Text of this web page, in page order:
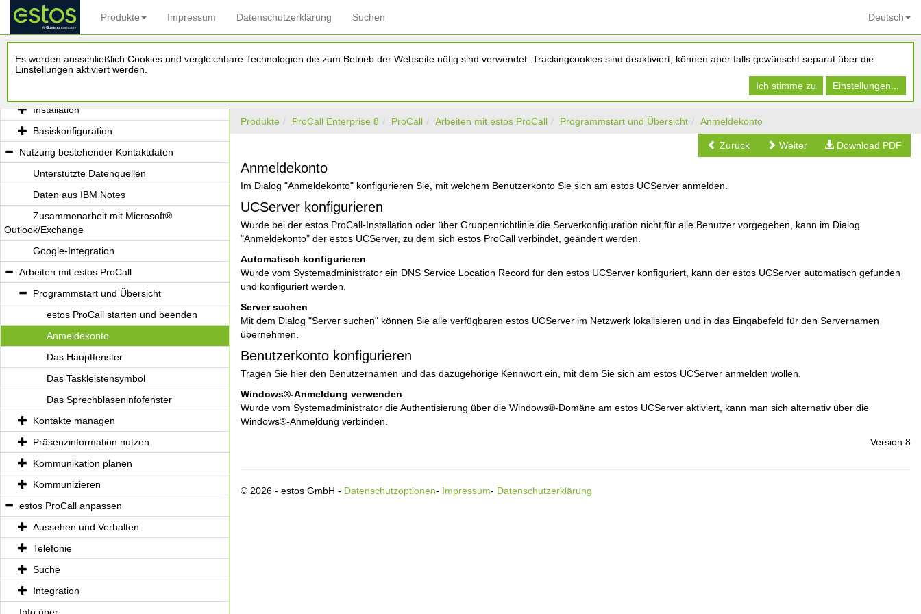
Es werden ausschließlich Cookies und vergleichbare Technologien die zum Betrieb der Webseite nötig sind verwendet. Trackingcookies sind deaktiviert, können aber falls gewünscht separat über die
Einstellungen aktiviert werden.
Ich stimme zu
Einstellungen...
Produkte Impressum Datenschutzerklärung Suchen Deutsch
Willkommen zu estos ProCall
Was Ihnen estos ProCall bietet
Installation
Basiskonfiguration
Nutzung bestehender Kontaktdaten
Unterstützte Datenquellen
Daten aus IBM Notes
Zusammenarbeit mit Microsoft®
Outlook/Exchange
Google-Integration
Arbeiten mit estos ProCall
Programmstart und Übersicht
estos ProCall starten und beenden
Anmeldekonto
Das Hauptfenster
Das Taskleistensymbol
Das Sprechblaseninfofenster
Kontakte managen
Präsenzinformation nutzen
Kommunikation planen
Kommunizieren
estos ProCall anpassen
Aussehen und Verhalten
Telefonie
Suche
Integration
Produkte ProCall Enterprise 8 ProCall Arbeiten mit estos ProCall Programmstart und Übersicht Anmeldekonto
Zurück Weiter Download PDF
Anmeldekonto
Im Dialog "Anmeldekonto" konfigurieren Sie, mit welchem Benutzerkonto Sie sich am estos UCServer anmelden.
UCServer konfigurieren
Wurde bei der estos ProCall-Installation oder über Gruppenrichtlinie die Serverkonfiguration nicht für alle Benutzer vorgegeben, kann im Dialog
"Anmeldekonto" der estos UCServer, zu dem sich estos ProCall verbindet, geändert werden.
Automatisch konfigurieren
Wurde vom Systemadministrator ein DNS Service Location Record für den estos UCServer konfiguriert, kann der estos UCServer automatisch gefunden
und konfiguriert werden.
Server suchen
Mit dem Dialog "Server suchen" können Sie alle verfügbaren estos UCServer im Netzwerk lokalisieren und in das Eingabefeld für den Servernamen
übernehmen.
Benutzerkonto konfigurieren
Tragen Sie hier den Benutzernamen und das dazugehörige Kennwort ein, mit dem Sie sich am estos UCServer anmelden wollen.
Windows®-Anmeldung verwenden
Wurde vom Systemadministrator die Authentisierung über die Windows®-Domäne am estos UCServer aktiviert, kann man sich alternativ über die
Windows®-Anmeldung verbinden.
Version 8
© 2026 - estos GmbH - Datenschutzoptionen- Impressum- Datenschutzerklärung